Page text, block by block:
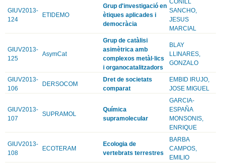
GIUV2013-
124
ETIDEMO
Grup d'investigació en
ètiques aplicades i
democràcia
SANCHO,
JESUS
MARCIAL
GIUV2013-
125
AsymCat
Grup de catàlisi
asimètrica amb
complexos metàl·lics
i organocatalitzadors
BLAY
LLINARES,
GONZALO
GIUV2013-
106
DERSOCOM
Dret de societats
comparat
EMBID IRUJO,
JOSE MIGUEL
GIUV2013-
107
SUPRAMOL
Química
supramolecular
GARCIA-
ESPAÑA
MONSONIS,
ENRIQUE
GIUV2013-
108
ECOTERAM
Ecologia de
vertebrats terrestres
BARBA
CAMPOS,
EMILIO